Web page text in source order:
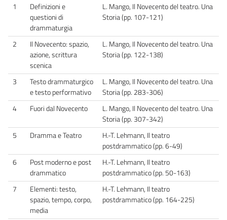
1
Definizioni e
questioni di
drammaturgia
L. Mango, Il Novecento del teatro. Una
Storia (pp. 107-121)
2
Il Novecento: spazio,
azione, scrittura
scenica
L. Mango, Il Novecento del teatro. Una
Storia (pp. 122-138)
3
Testo drammaturgico
e testo performativo
L. Mango, Il Novecento del teatro. Una
Storia (pp. 283-306)
4
Fuori dal Novecento
L. Mango, Il Novecento del teatro. Una
Storia (pp. 307-342)
5
Dramma e Teatro
H.-T. Lehmann, Il teatro
postdrammatico (pp. 6-49)
6
Post moderno e post
drammatico
H.-T. Lehmann, Il teatro
postdrammatico (pp. 50-163)
7
Elementi: testo,
spazio, tempo, corpo,
media
H.-T. Lehmann, Il teatro
postdrammatico (pp. 164-225)